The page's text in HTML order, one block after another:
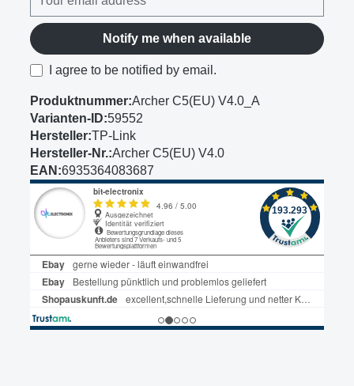
Notify me when available
I agree to be notified by email.
Produktnummer:Archer C5(EU) V4.0_A
Varianten-ID:59552
Hersteller:TP-Link
Hersteller-Nr.:Archer C5(EU) V4.0
EAN:6935364083687